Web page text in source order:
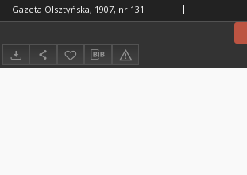
Gazeta Olsztyńska, 1907, nr 131